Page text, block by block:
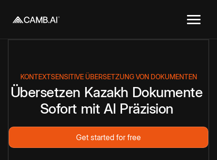
KONTEXTSENSITIVE ÜBERSETZUNG VON DOKUMENTEN
Übersetzen Kazakh Dokumente
Sofort mit AI Präzision
Get started for free